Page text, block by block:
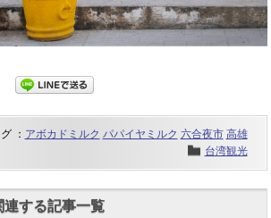
： アボカドミルク パパイヤミルク 六合夜市 高雄
台湾観光
連する記事一覧